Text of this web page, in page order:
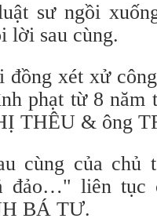
sư ngồi
lời sau cùng.
đồng xét xử
phạt từ 8 năm
THÊU & ông
cùng của chủ
đảo…" liên tục
BÁ TƯ.